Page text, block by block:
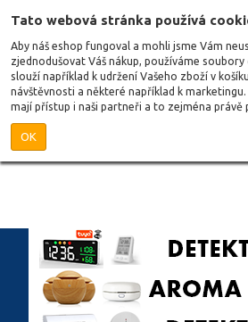
Tato webová stránka používá
Aby náš eshop fungoval a mohli jsme Vám
zjednodušovat Váš nákup, používáme
slouží například k udržení Vašeho zboží v
návštěvnosti a některé například k
mají přístup i naši partneři a to zejména právě
OK